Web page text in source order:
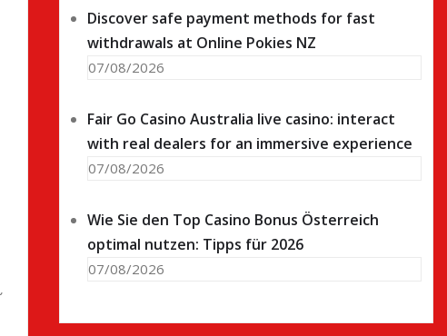
Discover safe payment methods for fast
withdrawals at Online Pokies NZ
07/08/2026
Fair Go Casino Australia live casino: interact
with real dealers for an immersive experience
07/08/2026
Wie Sie den Top Casino Bonus Österreich
optimal nutzen: Tipps für 2026
07/08/2026